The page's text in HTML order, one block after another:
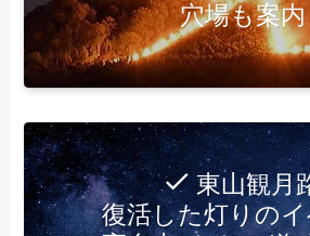
穴場も案内
東山観月
復活した灯りの